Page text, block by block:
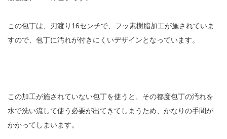
この包丁は、刃渡り16センチで、フッ素樹脂加工が施されていま
すので、包丁に汚れが付きにくいデザインとなっています。
この加工が施されていない包丁を使うと、その都度包丁の汚れを
水で洗い流して使う必要が出てきてしまうため、かなりの手間が
かかってしまいます。